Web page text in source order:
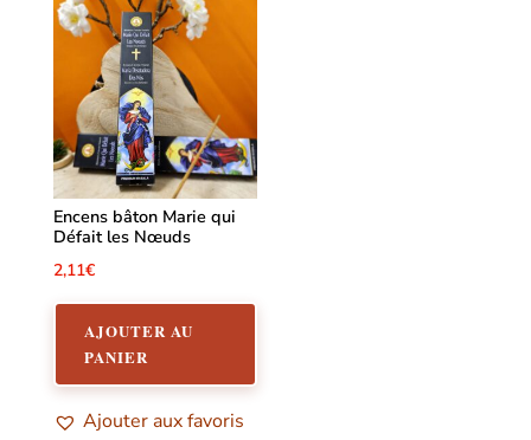
Encens bâton Marie qui
Défait les Nœuds
2,11€
AJOUTER AU
PANIER
Ajouter aux favoris